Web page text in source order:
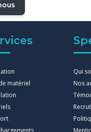
matériel
Qui
Nos